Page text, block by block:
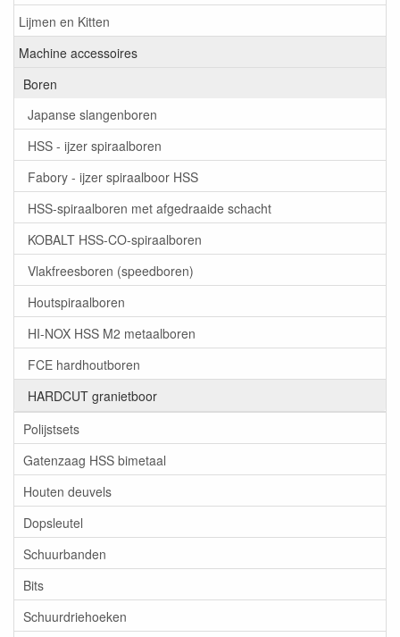
Lijmen en Kitten
Machine accessoires
Boren
Japanse slangenboren
HSS - ijzer spiraalboren
Fabory - ijzer spiraalboor HSS
HSS-spiraalboren met afgedraaide schacht
KOBALT HSS-CO-spiraalboren
Vlakfreesboren (speedboren)
Houtspiraalboren
HI-NOX HSS M2 metaalboren
FCE hardhoutboren
HARDCUT granietboor
Polijstsets
Gatenzaag HSS bimetaal
Houten deuvels
Dopsleutel
Schuurbanden
Bits
Schuurdriehoeken